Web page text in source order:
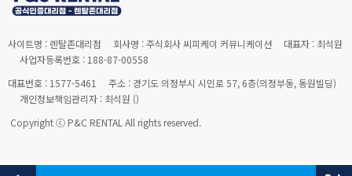
사이트명 : 렌탈존대리점 회사명 : 주식회사 씨피케이 커뮤니케이션
대표자 : 최석원
사업자등록번호 : 188-87-00558
대표번호 : 1577-5461
주소 : 경기도 의정부시 시민로 57, 6층(의정부동, 동원빌딩)
개인정보책임관리자 : 최석원 ()
Copyright ⓒ P&C RENTAL All rights reserved.